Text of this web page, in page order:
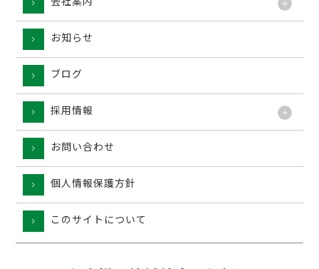
お知らせ
ブログ
採用情報
お問い合わせ
個人情報保護方針
このサイトについて